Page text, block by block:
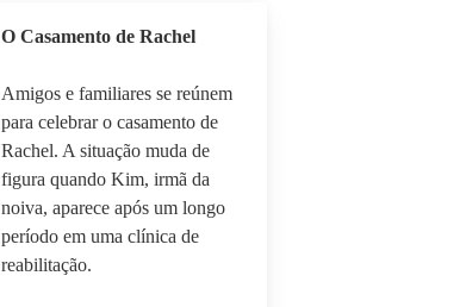
O Casamento de Rachel
Amigos e familiares se reúnem
para celebrar o casamento de
Rachel. A situação muda de
figura quando Kim, irmã da
noiva, aparece após um longo
período em uma clínica de
reabilitação.